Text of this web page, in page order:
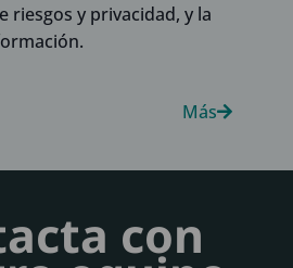
riesgos y privacidad, y la
Más
con